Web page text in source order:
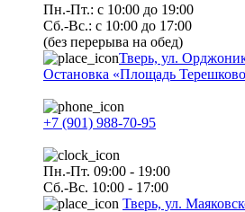
Пн.-Пт.: с 10:00 до 19:00
Сб.-Вс.: с 10:00 до 17:00
(без перерыва на обед)
Тверь, ул.
Остановка «Площадь
+7 (901) 988-70-95
Пн.-Пт. 09:00 - 19:00
Сб.-Вс. 10:00 - 17:00
Тверь, ул.